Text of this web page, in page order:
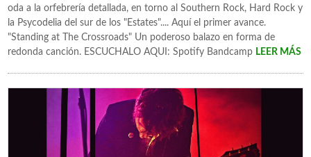
oda a la orfebrería detallada, en torno al Southern Rock, Hard Rock y
la Psycodelia del sur de los "Estates".... Aquí el primer avance.
"Standing at The Crossroads" Un poderoso balazo en forma de
redonda canción. ESCUCHALO AQUI: Spotify Bandcamp LEER MÁS